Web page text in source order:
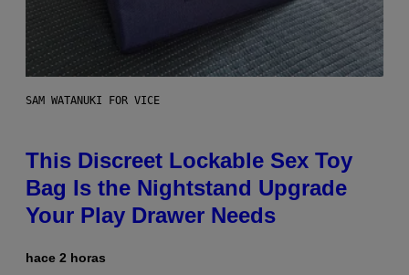
SAM WATANUKI FOR VICE
This Discreet Lockable Sex Toy
Bag Is the Nightstand Upgrade
Your Play Drawer Needs
hace 2 horas